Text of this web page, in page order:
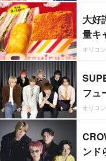
大好
量キ
オリコ
フュ
オリコ
ンド